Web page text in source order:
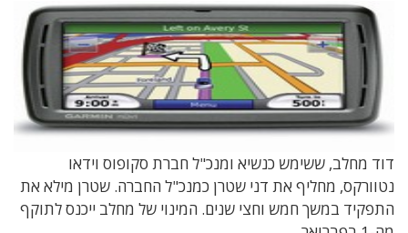
דוד מחלב, ששימש כנשיא ומנכ"ל חברת סקופוס וידאו
נטוורקס, מחליף את דני שטרן כמנכ"ל החברה. שטרן מילא את
התפקיד במשך חמש וחצי שנים. המינוי של מחלב ייכנס לתוקף